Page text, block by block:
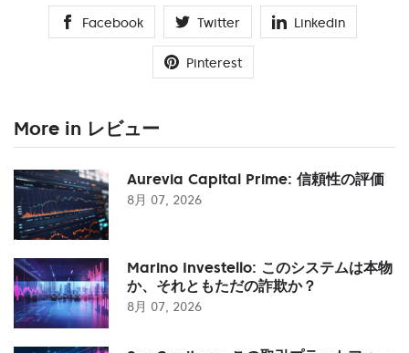
Facebook Twitter Linkedin
Pinterest
More in レビュー
Aurevia Capital Prime: 信頼性の評価
8月 07, 2026
Marino Investello: このシステムは本物
か、それともただの詐欺か？
8月 07, 2026